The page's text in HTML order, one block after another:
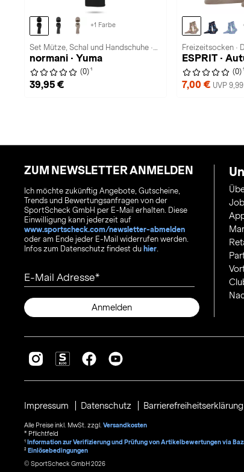
+1 Farbe
Set Mütze, Schal und Handschuhe ·
Unisex
normani · Yuma
(0) 1
39,95 €
Freizeitsocken ·
ESPRIT ·
(0) 1
7,00 € UVP
ZUM NEWSLETTER ANMELDEN
Ich möchte zukünftig Angebote, Gutscheine,
Trends und Bewertungsanfragen von der
SportScheck GmbH per E-Mail erhalten. Diese
Einwilligung kann jederzeit auf
www.sportscheck.com/newsletter-abmelden
oder am Ende jeder E-Mail widerrufen werden.
Infos zum Datenschutz findest du hier.
E-Mail Adresse
Anmelden
Impressum Datenschutz Barrierefreiheitserklärung
Alle Preise inkl. MwSt. zzgl. Versandkosten
* Pflichtfeld
1 Information zur Verifizierung und Prüfung von Artikelbewertungen via
² Einlösebedingungen
© SportScheck GmbH 2026